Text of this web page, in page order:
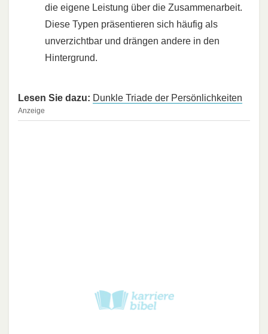
die eigene Leistung über die Zusammenarbeit.
Diese Typen präsentieren sich häufig als
unverzichtbar und drängen andere in den
Hintergrund.
Lesen Sie dazu: Dunkle Triade der Persönlichkeiten
Anzeige